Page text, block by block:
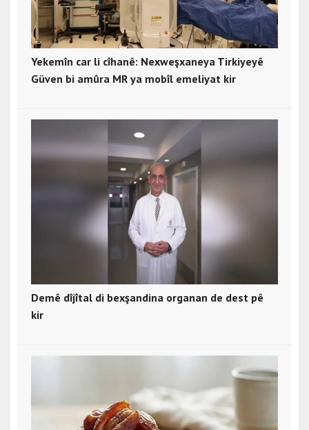
Yekemîn car li cîhanê: Nexweşxaneya Tirkiyeyê
Güven bi amûra MR ya mobîl emeliyat kir
Demê dîjîtal di bexşandina organan de dest pê
kir